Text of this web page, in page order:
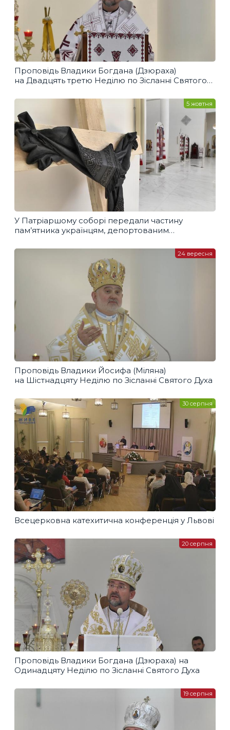
Проповідь Владики Богдана (Дзюраха)
на Двадцять третю Неділю по Зісланні Святого
У Патріаршому соборі передали частину
пам’ятника українцям, депортованим
5 жовтня
Проповідь Владики Йосифа (Міляна)
на Шістнадцяту Неділю по Зісланні Святого Духа
24 вересня
Всецерковна катехитична конференція у Львові
30 серпня
Проповідь Владики Богдана (Дзюраха) на
Одинадцяту Неділю по Зісланні Святого Духа
20 серпня
19 серпня